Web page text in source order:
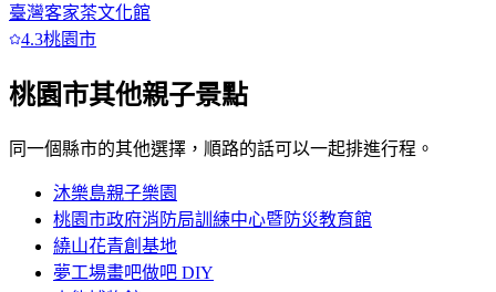
臺灣客家茶文化館
4.3桃園市
桃園市其他親子景點
同一個縣市的其他選擇，順路的話可以一起排進行程。
沐樂島親子樂園
桃園市政府消防局訓練中心暨防災教育館
繞山花青創基地
夢工場畫吧做吧 DIY